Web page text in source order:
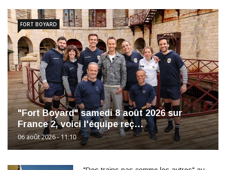
"Fort Boyard" samedi 8 août 2026 sur
France 2, voici l'équipe reç…
06 août 2026 - 11:10
FORT BOYARD